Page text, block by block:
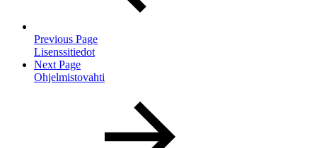
Previous Page
Lisenssitiedot
Next Page
Ohjelmistovahti